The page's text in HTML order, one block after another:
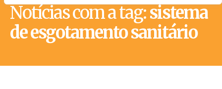
Notícias com a tag:sistema
de esgotamento sanitário